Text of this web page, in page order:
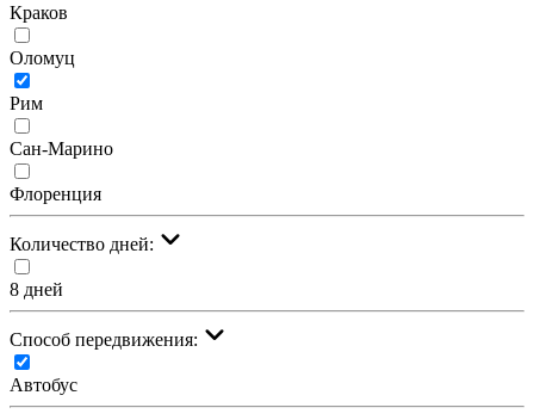
Краков
Оломуц
Рим
Сан-Марино
Флоренция
Количество дней:
8 дней
Cпособ передвижения:
Автобус